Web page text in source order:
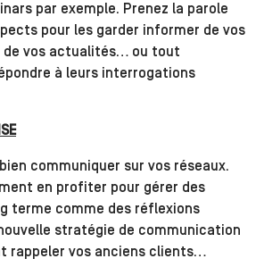
par exemple. Prenez la parole
pour les garder informer de vos
de vos actualités… ou tout
à leurs interrogations
communiquer sur vos réseaux.
en profiter pour gérer des
terme comme des réflexions
stratégie de communication
rappeler vos anciens clients…